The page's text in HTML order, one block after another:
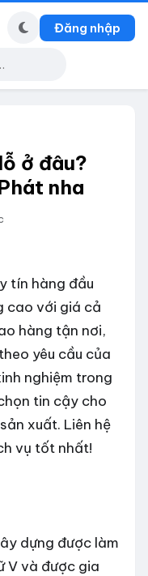
Đăng nhập
ở đâu?
nha
tín hàng đầu
cao với giá cả
hàng tận nơi,
yêu cầu của
nghiệm trong
tin cậy cho
xuất. Liên hệ
vụ tốt nhất!
dựng được làm
V và được gia